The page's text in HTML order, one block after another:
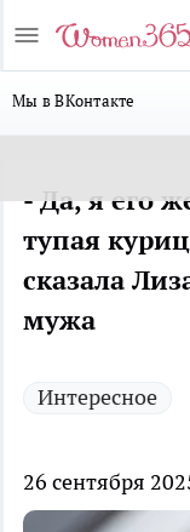
Мы в ВКонтакте
- Да, я его
тупая
сказала
мужа
Интересное
26 сентября